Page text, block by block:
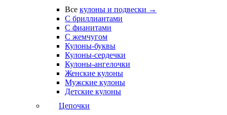
Все кулоны и подвески →
С бриллиантами
С фианитами
С жемчугом
Кулоны-буквы
Кулоны-сердечки
Кулоны-ангелочки
Женские кулоны
Мужские кулоны
Детские кулоны
Цепочки